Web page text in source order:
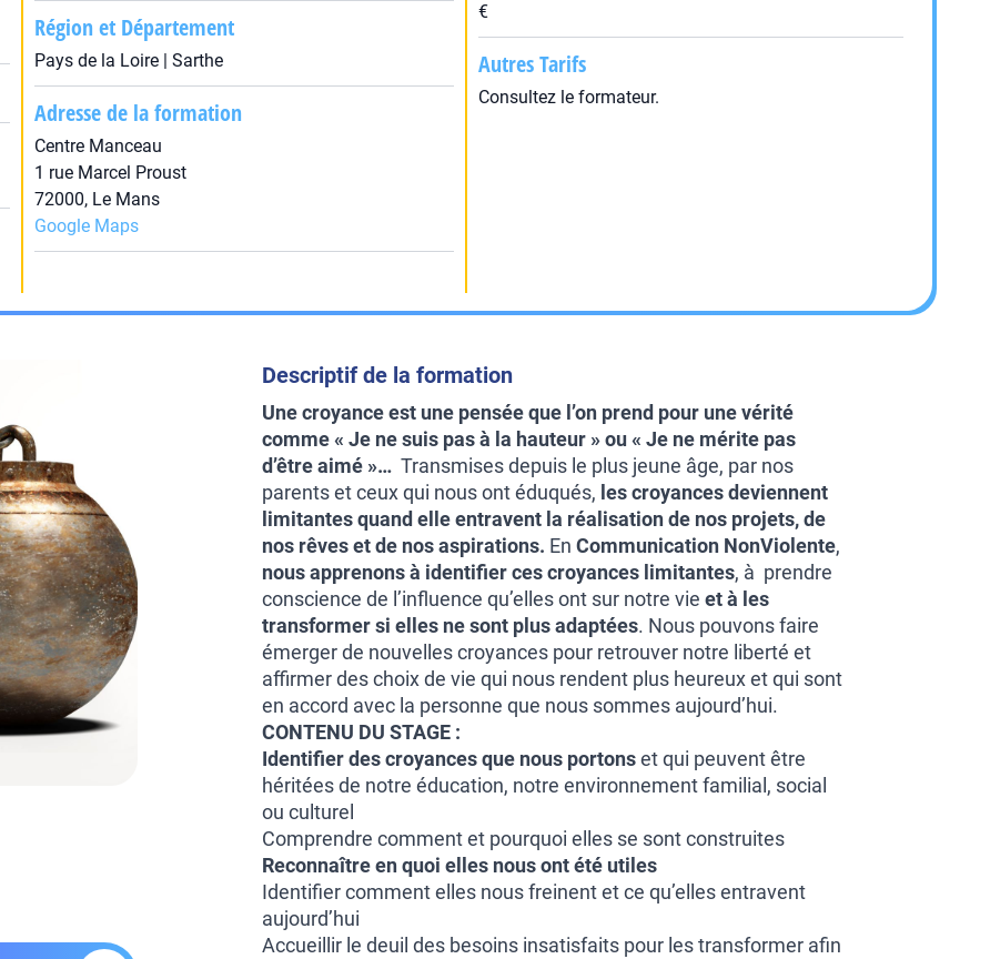
Région et Département
Pays de la Loire | Sarthe
Adresse de la formation
Centre Manceau
1 rue Marcel Proust
72000, Le Mans
Google Maps
€
Autres Tarifs
Consultez le formateur.
Descriptif de la formation
Une croyance est une pensée que l’on prend pour une vérité
comme « Je ne suis pas à la hauteur » ou « Je ne mérite pas
d’être aimé »… Transmises depuis le plus jeune âge, par nos
parents et ceux qui nous ont éduqués, les croyances deviennent
limitantes quand elle entravent la réalisation de nos projets, de
nos rêves et de nos aspirations. En Communication NonViolente,
nous apprenons à identifier ces croyances limitantes, à prendre
conscience de l’influence qu’elles ont sur notre vie et à les
transformer si elles ne sont plus adaptées. Nous pouvons faire
émerger de nouvelles croyances pour retrouver notre liberté et
affirmer des choix de vie qui nous rendent plus heureux et qui sont
en accord avec la personne que nous sommes aujourd’hui.
CONTENU DU STAGE :
Identifier des croyances que nous portonset qui peuvent être
héritées de notre éducation, notre environnement familial, social
ou culturel
Comprendre comment et pourquoi elles se sont construites
Reconnaître en quoi elles nous ont été utiles
Identifier comment elles nous freinent et ce qu’elles entravent
aujourd’hui
Accueillir le deuil des besoins insatisfaits pour les transformer afin